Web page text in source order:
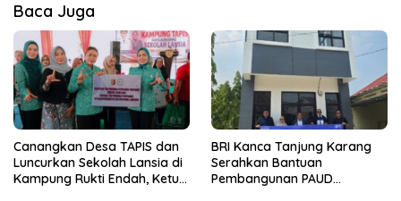
Baca Juga
Canangkan Desa TAPIS dan
Luncurkan Sekolah Lansia di
Kampung Rukti Endah, Ketua
BRI Kanca Tanjung Karang
Serahkan Bantuan
Pembangunan PAUD